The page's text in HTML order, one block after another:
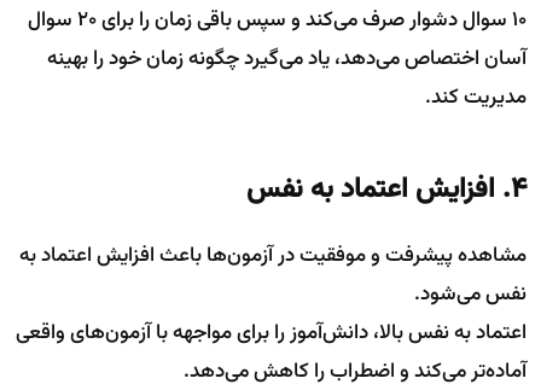
۱۰ سوال دشوار صرف می‌کند و سپس باقی زمان را برای ۲۰ سوال
آسان اختصاص می‌دهد، یاد می‌گیرد چگونه زمان خود را بهینه
مدیریت کند.
4. افزایش اعتماد به نفس
مشاهده پیشرفت و موفقیت در آزمون‌ها باعث افزایش اعتماد به
نفس می‌شود.
اعتماد به نفس بالا، دانش‌آموز را برای مواجهه با آزمون‌های واقعی
آماده‌تر می‌کند و اضطراب را کاهش می‌دهد.